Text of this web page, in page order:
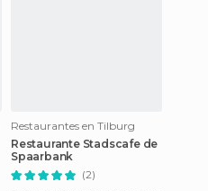
Restaurantes en Tilburg
Restaurante Stadscafe de
Spaarbank
(2)